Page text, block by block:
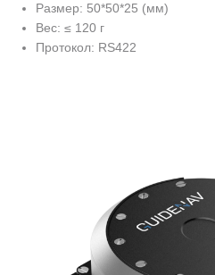
Размер: 50*50*25 (мм)
Вес: ≤ 120 г
Протокол: RS422